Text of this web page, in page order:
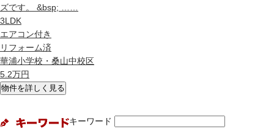
ズです。 &bsp; ……
3LDK
エアコン付き
リフォーム済
華浦小学校・桑山中校区
5.2万円
物件を詳しく見る
キーワード